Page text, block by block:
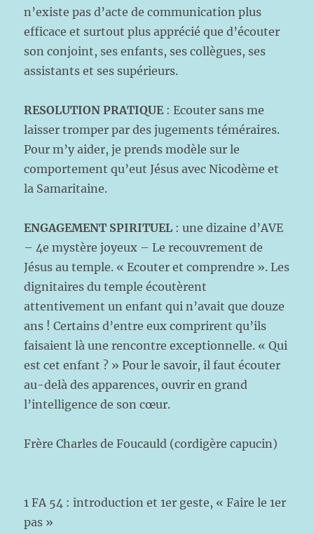
n’existe pas d’acte de communication plus
efficace et surtout plus apprécié que d’écouter
son conjoint, ses enfants, ses collègues, ses
assistants et ses supérieurs.
RESOLUTION PRATIQUE: Ecouter sans me
laisser tromper par des jugements téméraires.
Pour m’y aider, je prends modèle sur le
comportement qu’eut Jésus avec Nicodème et
la Samaritaine.
ENGAGEMENT SPIRITUEL : une dizaine d’AVE
– 4e mystère joyeux – Le recouvrement de
Jésus au temple. « Ecouter et comprendre ». Les
dignitaires du temple écoutèrent
attentivement un enfant qui n’avait que douze
ans ! Certains d’entre eux comprirent qu’ils
faisaient là une rencontre exceptionnelle. « Qui
est cet enfant ? » Pour le savoir, il faut écouter
au-delà des apparences, ouvrir en grand
l’intelligence de son cœur.
Frère Charles de Foucauld (cordigère capucin)
1 FA 54 : introduction et 1er geste, « Faire le 1er
pas »